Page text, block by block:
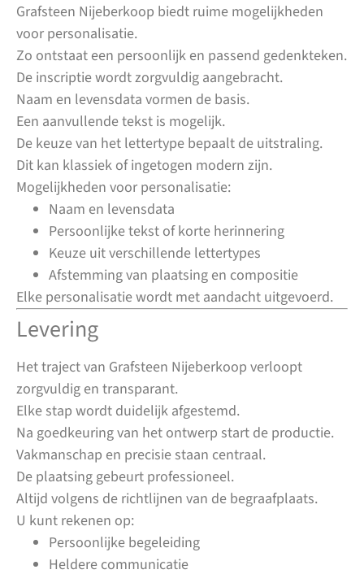
Grafsteen Nijeberkoop biedt ruime mogelijkheden
voor personalisatie.
Zo ontstaat een persoonlijk en passend gedenkteken.
De inscriptie wordt zorgvuldig aangebracht.
Naam en levensdata vormen de basis.
Een aanvullende tekst is mogelijk.
De keuze van het lettertype bepaalt de uitstraling.
Dit kan klassiek of ingetogen modern zijn.
Mogelijkheden voor personalisatie:
Naam en levensdata
Persoonlijke tekst of korte herinnering
Keuze uit verschillende lettertypes
Afstemming van plaatsing en compositie
Elke personalisatie wordt met aandacht uitgevoerd.
Levering
Het traject van Grafsteen Nijeberkoop verloopt
zorgvuldig en transparant.
Elke stap wordt duidelijk afgestemd.
Na goedkeuring van het ontwerp start de productie.
Vakmanschap en precisie staan centraal.
De plaatsing gebeurt professioneel.
Altijd volgens de richtlijnen van de begraafplaats.
U kunt rekenen op:
Persoonlijke begeleiding
Heldere communicatie